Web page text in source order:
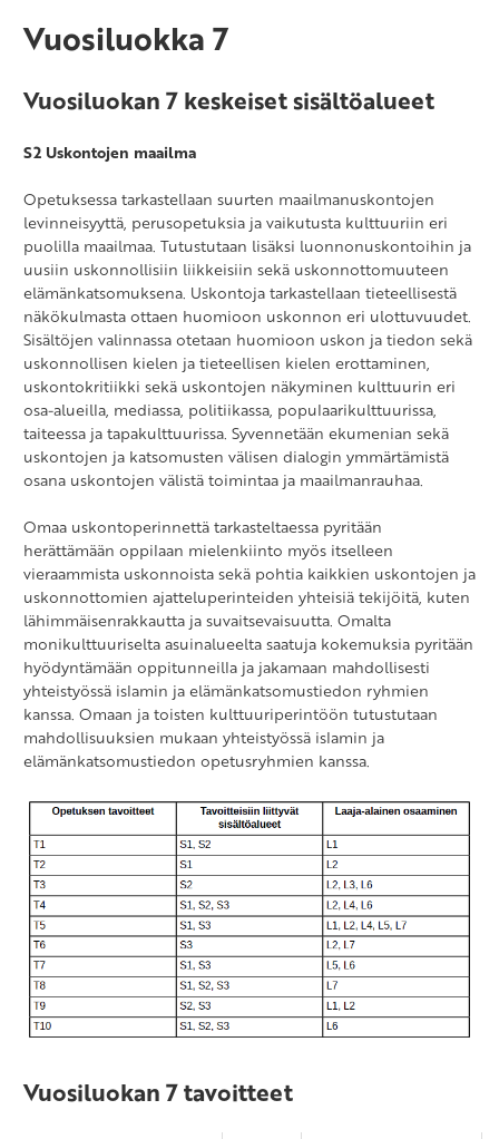
Saksa B2-oppimäärä
Vuosiluokka 7
Vuosiluokan 7 keskeiset sisältöalueet
S2 Uskontojen maailma
Opetuksessa tarkastellaan suurten maailmanuskontojen
levinneisyyttä, perusopetuksia ja vaikutusta kulttuuriin eri
puolilla maailmaa. Tutustutaan lisäksi luonnonuskontoihin ja
uusiin uskonnollisiin liikkeisiin sekä uskonnottomuuteen
elämänkatsomuksena. Uskontoja tarkastellaan tieteellisestä
näkökulmasta ottaen huomioon uskonnon eri ulottuvuudet.
Sisältöjen valinnassa otetaan huomioon uskon ja tiedon sekä
uskonnollisen kielen ja tieteellisen kielen erottaminen,
uskontokritiikki sekä uskontojen näkyminen kulttuurin eri
osa-alueilla, mediassa, politiikassa, populaarikulttuurissa,
taiteessa ja tapakulttuurissa. Syvennetään ekumenian sekä
uskontojen ja katsomusten välisen dialogin ymmärtämistä
osana uskontojen välistä toimintaa ja maailmanrauhaa.
Omaa uskontoperinnettä tarkasteltaessa pyritään
herättämään oppilaan mielenkiinto myös itselleen
vieraammista uskonnoista sekä pohtia kaikkien uskontojen ja
uskonnottomien ajatteluperinteiden yhteisiä tekijöitä, kuten
lähimmäisenrakkautta ja suvaitsevaisuutta. Omalta
monikulttuuriselta asuinalueelta saatuja kokemuksia pyritään
hyödyntämään oppitunneilla ja jakamaan mahdollisesti
yhteistyössä islamin ja elämänkatsomustiedon ryhmien
kanssa. Omaan ja toisten kulttuuriperintöön tutustutaan
mahdollisuuksien mukaan yhteistyössä islamin ja
elämänkatsomustiedon opetusryhmien kanssa.
Vuosiluokan 7 tavoitteet